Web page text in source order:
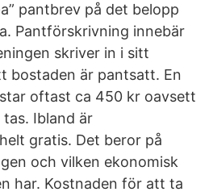
pantbrev på det belopp
Pantförskrivning innebär
skriver in i sitt
bostaden är pantsatt. En
oftast ca 450 kr oavsett
Ibland är
gratis. Det beror på
och vilken ekonomisk
har. Kostnaden för att ta